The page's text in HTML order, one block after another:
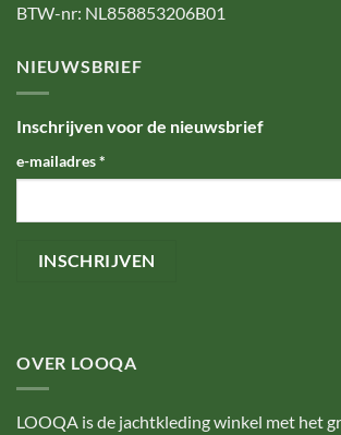
BTW-nr: NL858853206B01
NIEUWSBRIEF
Inschrijven voor de nieuwsbrief
e-mailadres*
OVER LOOQA
LOOQA is de jachtkleding winkel met het